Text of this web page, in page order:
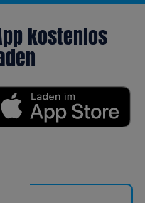
kostenlos